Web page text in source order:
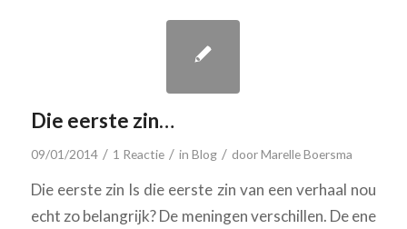
Die eerste zin…
09/01/2014 / 1 Reactie / in Blog / doorMarelle Boersma
Die eerste zin Is die eerste zin van een verhaal nou
echt zo belangrijk? De meningen verschillen. De ene